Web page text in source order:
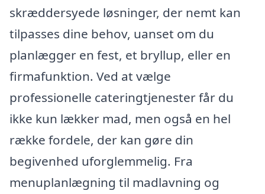
skræddersyede løsninger, der nemt kan
tilpasses dine behov, uanset om du
planlægger en fest, et bryllup, eller en
firmafunktion. Ved at vælge
professionelle cateringtjenester får du
ikke kun lækker mad, men også en hel
række fordele, der kan gøre din
begivenhed uforglemmelig. Fra
menuplanlægning til madlavning og